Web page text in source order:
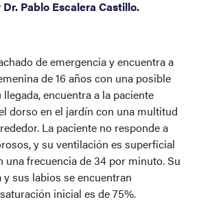
Dr. Pablo Escalera Castillo.
de emergencia y encuentra a
de 16 años con una posible
llegada, encuentra a la paciente
dorso en el jardín con una multitud
La paciente no responde a
y su ventilación es superficial
una frecuencia de 34 por minuto. Su
y sus labios se encuentran
inicial es de 75%.